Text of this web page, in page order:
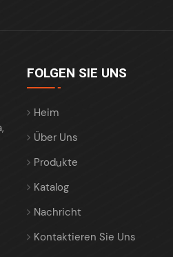
FOLGEN SIE UNS
Heim
Über Uns
Produkte
Katalog
Nachricht
Kontaktieren Sie Uns